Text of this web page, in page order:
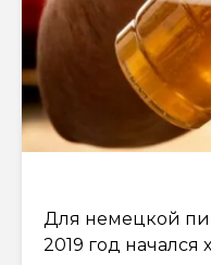
Для немецкой
2019 год начался